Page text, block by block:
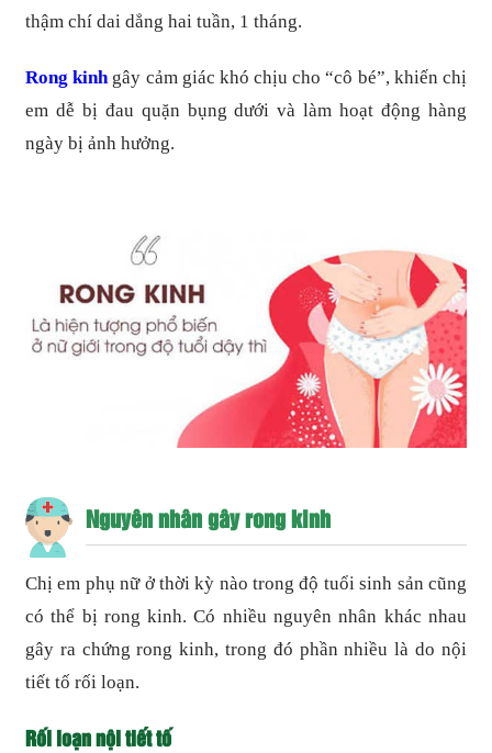
thậm chí dai dẳng hai tuần, 1 tháng.
Rong kinh gây cảm giác khó chịu cho “cô bé”, khiến chị
em dễ bị đau quặn bụng dưới và làm hoạt động hàng
ngày bị ảnh hưởng.
Nguyên nhân gây rong kinh
Chị em phụ nữ ở thời kỳ nào trong độ tuổi sinh sản cũng
có thể bị rong kinh. Có nhiều nguyên nhân khác nhau
gây ra chứng rong kinh, trong đó phần nhiều là do nội
tiết tố rối loạn.
Rối loạn nội tiết tố